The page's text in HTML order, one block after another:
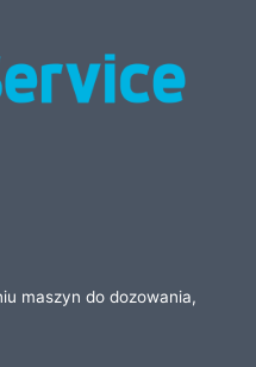
maszyn do dozowania,